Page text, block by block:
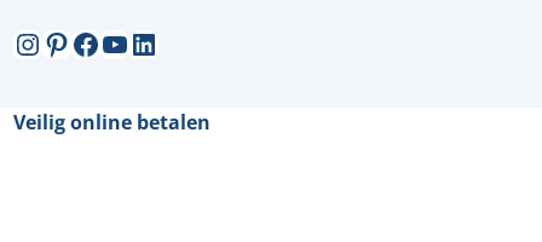
Instagram
Pinterest
Facebook
YouTube
LinkedIn
Veilig online betalen